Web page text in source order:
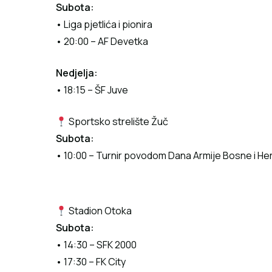
Subota:
• Liga pjetlića i pionira
• 20:00 – AF Devetka
Nedjelja:
• 18:15 – ŠF Juve
Sportsko strelište Žuč
Subota:
• 10:00 – Turnir povodom Dana Armije Bosne i
Stadion Otoka
Subota:
• 14:30 – SFK 2000
• 17:30 – FK City